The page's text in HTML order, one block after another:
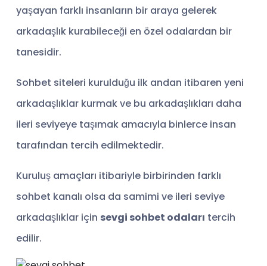
yaşayan farklı insanların bir araya gelerek
arkadaşlık kurabileceği en özel odalardan bir
tanesidir.
Sohbet siteleri kurulduğu ilk andan itibaren yeni
arkadaşlıklar kurmak ve bu arkadaşlıkları daha
ileri seviyeye taşımak amacıyla binlerce insan
tarafından tercih edilmektedir.
Kuruluş amaçları itibariyle birbirinden farklı
sohbet kanalı olsa da samimi ve ileri seviye
arkadaşlıklar için sevgi sohbet odaları tercih
edilir.